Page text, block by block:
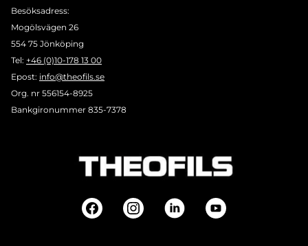
Besöksadress:
Mogölsvägen 26
554 75 Jönköping
Tel: +46 (0)10-178 13 00
Epost: info@theofils.se
Org. nr 556154-8925
Bankgironummer 835-7378